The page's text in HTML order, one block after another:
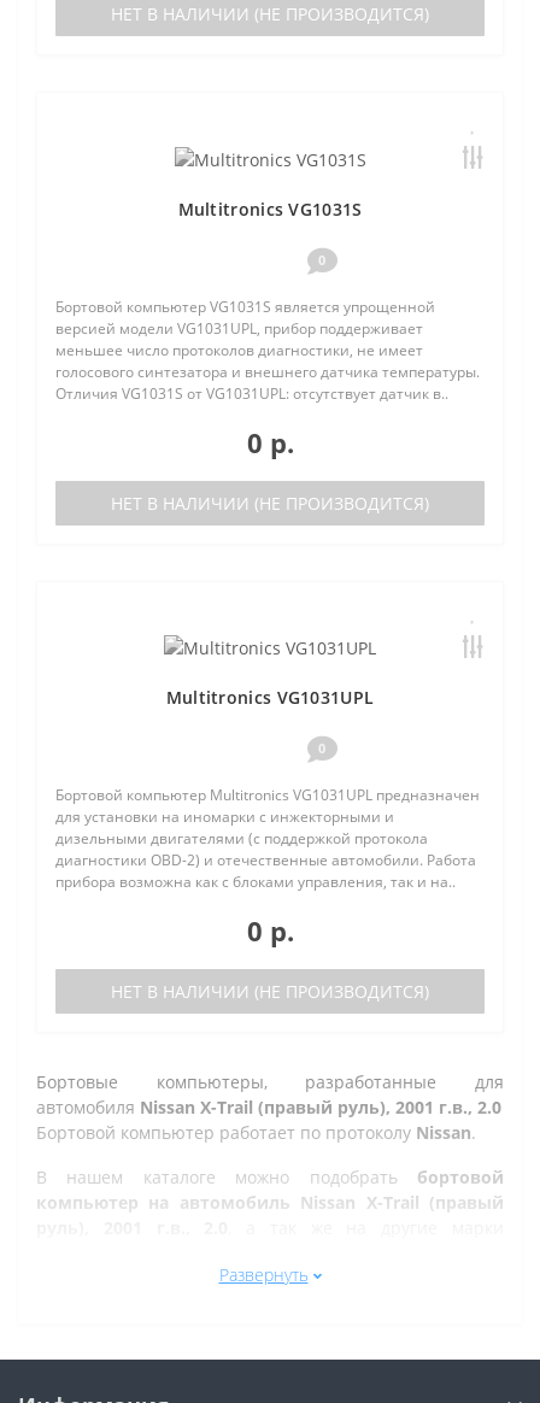
НЕТ В НАЛИЧИИ (НЕ ПРОИЗВОДИТСЯ)
Multitronics VG1031S
0
Бортовой компьютер VG1031S является упрощенной
версией модели VG1031UPL, прибор поддерживает
меньшее число протоколов диагностики, не имеет
голосового синтезатора и внешнего датчика температуры.
Отличия VG1031S от VG1031UPL: отсутствует датчик в..
0 р.
НЕТ В НАЛИЧИИ (НЕ ПРОИЗВОДИТСЯ)
Multitronics VG1031UPL
0
Бортовой компьютер Multitronics VG1031UPL предназначен
для установки на иномарки с инжекторными и
дизельными двигателями (с поддержкой протокола
диагностики OBD-2) и отечественные автомобили. Работа
прибора возможна как с блоками управления, так и на..
0 р.
НЕТ В НАЛИЧИИ (НЕ ПРОИЗВОДИТСЯ)
Бортовые компьютеры, разработанные для
автомобиля Nissan X-Trail (правый руль), 2001 г.в., 2.0
Бортовой компьютер работает по протоколу Nissan.
В нашем каталоге можно подобрать бортовой
компьютер на автомобиль Nissan X-Trail (правый
Развернуть